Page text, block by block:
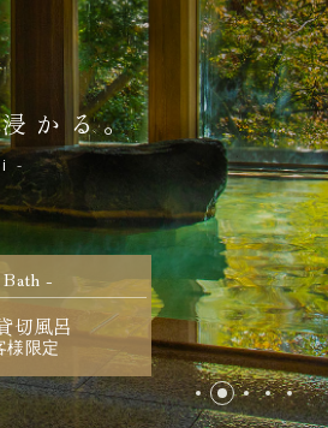
かる。
-
-
切風呂
様限定
過ごし方
よくあるご質問
予約プラン一覧